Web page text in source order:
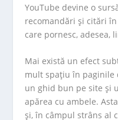
YouTube devine o
recomandări și citări
care pornesc, adesea,
Mai există un efect
mult spațiu în paginile
un ghid bun pe site și
apărea cu ambele.
și, în câmpul strâns al